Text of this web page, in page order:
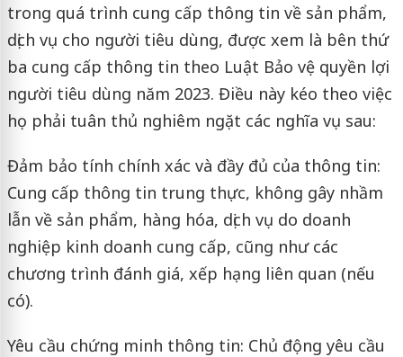
trong quá trình cung cấp thông tin về sản phẩm,
dịch vụ cho người tiêu dùng, được xem là bên thứ
ba cung cấp thông tin theo Luật Bảo vệ quyền lợi
người tiêu dùng năm 2023. Điều này kéo theo việc
họ phải tuân thủ nghiêm ngặt các nghĩa vụ sau:
Đảm bảo tính chính xác và đầy đủ của thông tin:
Cung cấp thông tin trung thực, không gây nhầm
lẫn về sản phẩm, hàng hóa, dịch vụ do doanh
nghiệp kinh doanh cung cấp, cũng như các
chương trình đánh giá, xếp hạng liên quan (nếu
có).
Yêu cầu chứng minh thông tin: Chủ động yêu cầu